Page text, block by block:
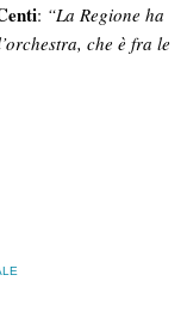
: “La Regione ha
che è fra le